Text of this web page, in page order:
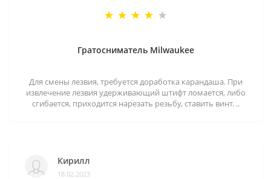
Гратосниматель Milwaukee
Для смены лезвия, требуется доработка карандаша. При
извлечение лезвия удерживающий штифт ломается, либо
сгибается, приходится нарезать резьбу, ставить винт. ..
Кирилл
18.02.2023